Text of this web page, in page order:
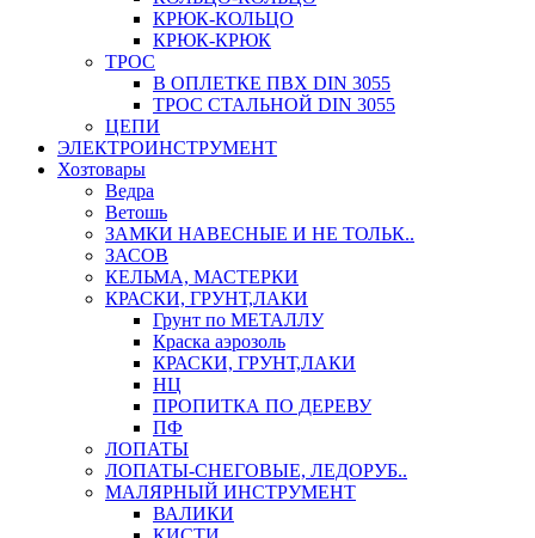
КРЮК-КОЛЬЦО
КРЮК-КРЮК
ТРОС
В ОПЛЕТКЕ ПВХ DIN 3055
ТРОС СТАЛЬНОЙ DIN 3055
ЦЕПИ
ЭЛЕКТРОИНСТРУМЕНТ
Хозтовары
Ведра
Ветошь
ЗАМКИ НАВЕСНЫЕ И НЕ ТОЛЬК..
ЗАСОВ
КЕЛЬМА, МАСТЕРКИ
КРАСКИ, ГРУНТ,ЛАКИ
Грунт по МЕТАЛЛУ
Краска аэрозоль
КРАСКИ, ГРУНТ,ЛАКИ
НЦ
ПРОПИТКА ПО ДЕРЕВУ
ПФ
ЛОПАТЫ
ЛОПАТЫ-СНЕГОВЫЕ, ЛЕДОРУБ..
МАЛЯРНЫЙ ИНСТРУМЕНТ
ВАЛИКИ